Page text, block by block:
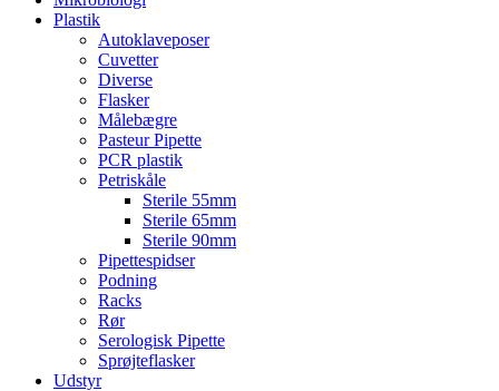
Plastik
Autoklaveposer
Cuvetter
Diverse
Flasker
Målebægre
Pasteur Pipette
PCR plastik
Petriskåle
Sterile 55mm
Sterile 65mm
Sterile 90mm
Pipettespidser
Podning
Racks
Rør
Serologisk Pipette
Sprøjteflasker
Udstyr